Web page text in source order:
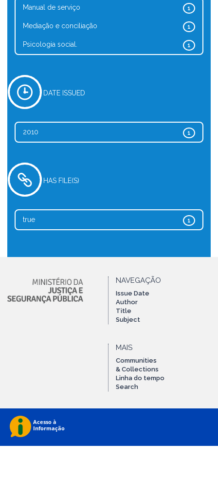
1
Manual de serviço
1
Mediação e conciliação
1
Psicologia social.
DATE ISSUED
1
2010
HAS FILE(S)
1
true
NAVEGAÇÃO
Issue Date
Author
Title
Subject
MAIS
Communities
& Collections
Linha do tempo
Search